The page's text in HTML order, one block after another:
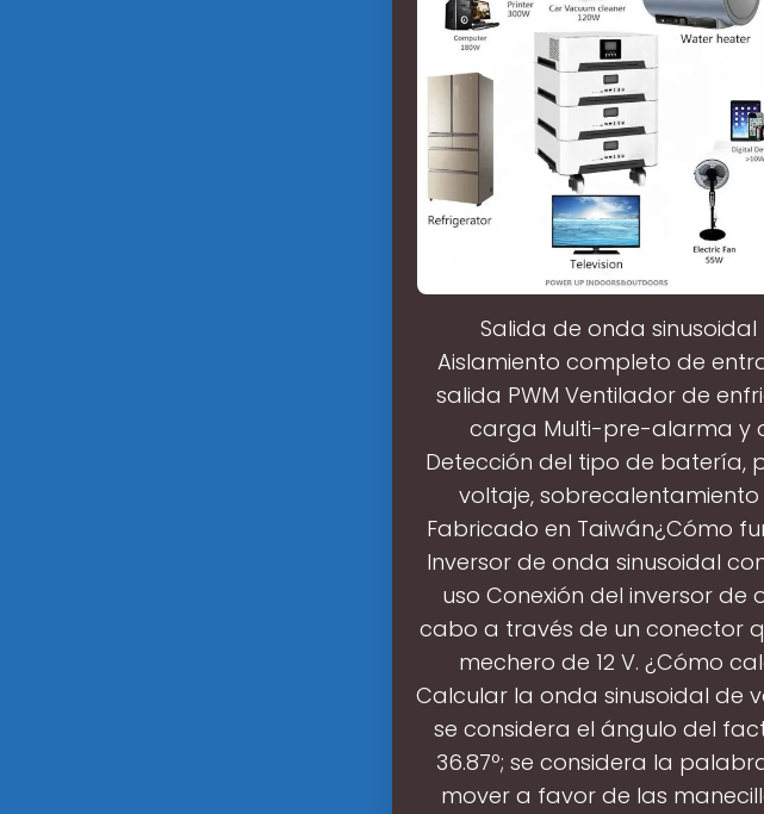
Salida de onda
Aislamiento completo de
salida PWM Ventilador de
carga Multi-pre-alarma y
Detección del tipo de batería,
voltaje,
Fabricado en Taiwán¿Cómo
Inversor de onda sinusoidal
uso Conexión del inversor de
cabo a través de un conector
mechero de 12 V. ¿Cómo
Calcular la onda sinusoidal de
se considera el ángulo del
36.87º; se considera la
mover a favor de las